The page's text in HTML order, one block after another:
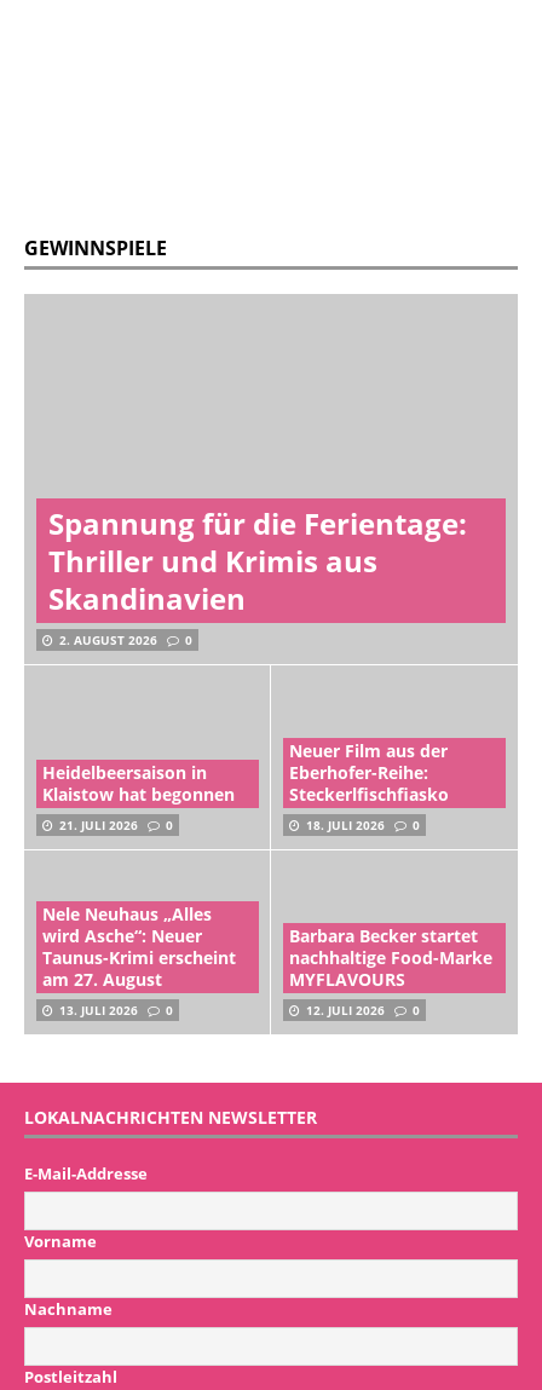
GEWINNSPIELE
Spannung für die Ferientage:
Thriller und Krimis aus
Skandinavien
2. AUGUST 2026 0
Heidelbeersaison in
Klaistow hat begonnen
21. JULI 2026 0
Neuer Film aus der
Eberhofer-Reihe:
Steckerlfischfiasko
18. JULI 2026 0
Nele Neuhaus „Alles
wird Asche“: Neuer
Taunus-Krimi erscheint
am 27. August
13. JULI 2026 0
Barbara Becker startet
nachhaltige Food-Marke
MYFLAVOURS
12. JULI 2026 0
LOKALNACHRICHTEN NEWSLETTER
E-Mail-Addresse
Vorname
Nachname
Postleitzahl